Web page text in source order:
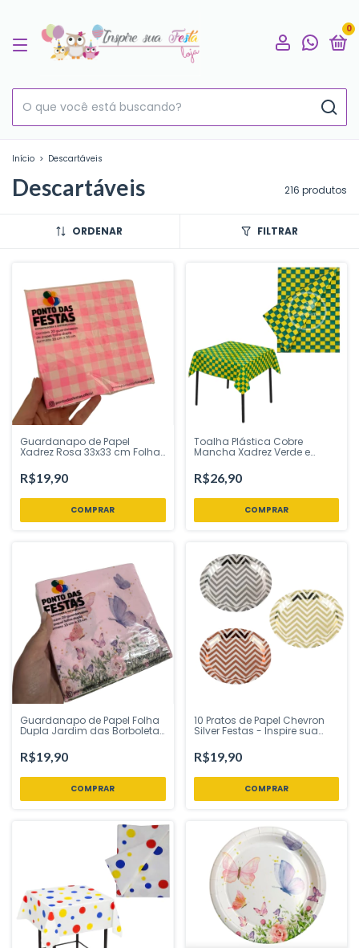
0
Início > Descartáveis
Descartáveis 216 produtos
ORDENAR FILTRAR
Guardanapo de Papel
Xadrez Rosa 33x33 cm Folha
das Festas - Inspire sua
Festa Loja
R$19,90
Toalha Plástica Cobre
Mancha Xadrez Verde e
Unidades Campfestas -
Inspire sua Festa Loja
R$26,90
Guardanapo de Papel Folha
Dupla Jardim das Borboletas
Loja
R$19,90
10 Pratos de Papel Chevron
Silver Festas - Inspire sua
R$19,90
COMPRAR